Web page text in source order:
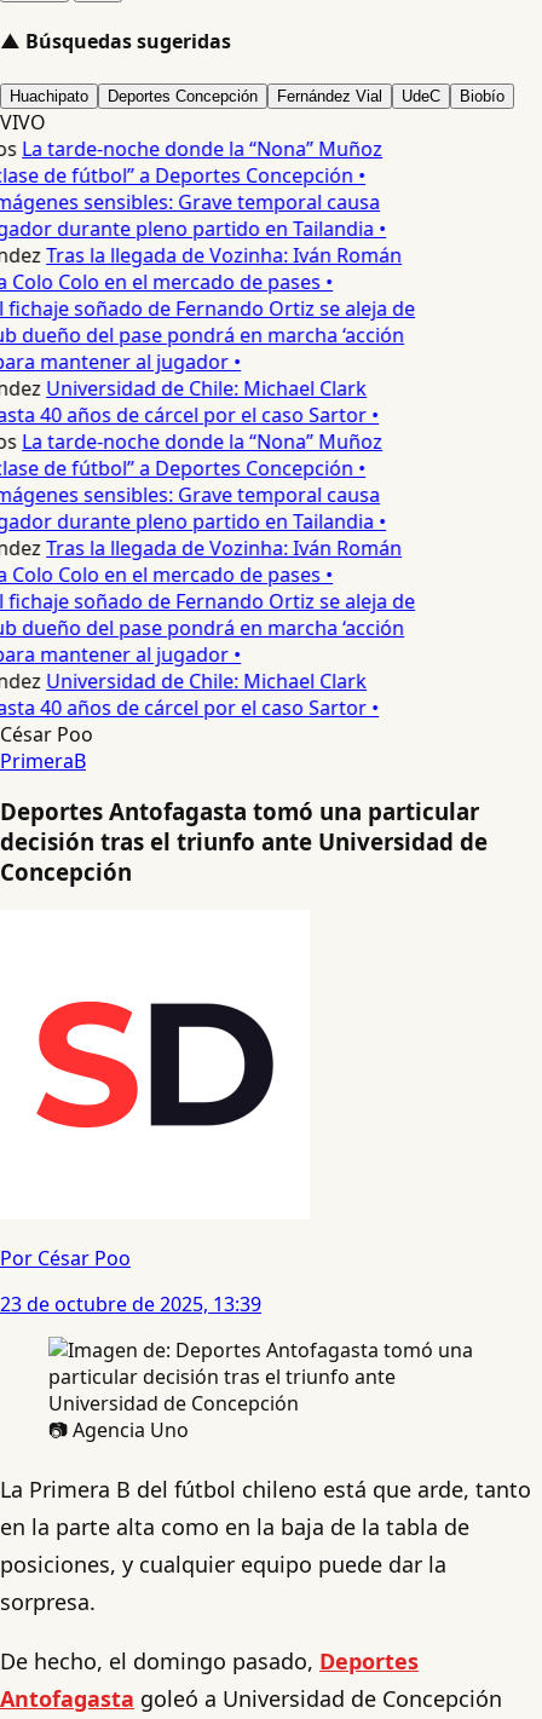
▲ Búsquedas sugeridas
Huachipato Deportes Concepción Fernández Vial UdeC Biobío
VIVO
La tarde-noche donde la “Nona” Muñoz
de fútbol” a Deportes Concepción •
sensibles: Grave temporal causa
durante pleno partido en Tailandia •
Tras la llegada de Vozinha: Iván Román
Colo en el mercado de pases •
fichaje soñado de Fernando Ortiz se aleja de
dueño del pase pondrá en marcha ‘acción
mantener al jugador •
Universidad de Chile: Michael Clark
40 años de cárcel por el caso Sartor •
La tarde-noche donde la “Nona” Muñoz
de fútbol” a Deportes Concepción •
sensibles: Grave temporal causa
durante pleno partido en Tailandia •
Tras la llegada de Vozinha: Iván Román
Colo en el mercado de pases •
fichaje soñado de Fernando Ortiz se aleja de
dueño del pase pondrá en marcha ‘acción
mantener al jugador •
Universidad de Chile: Michael Clark
40 años de cárcel por el caso Sartor •
César Poo
PrimeraB
Deportes Antofagasta tomó una particular
decisión tras el triunfo ante Universidad de
Concepción
Por César Poo
23 de octubre de 2025, 13:39
📷 Agencia Uno
La Primera B del fútbol chileno está que arde, tanto
en la parte alta como en la baja de la tabla de
posiciones, y cualquier equipo puede dar la
sorpresa.
De hecho, el domingo pasado, Deportes
Antofagasta goleó a Universidad de Concepción